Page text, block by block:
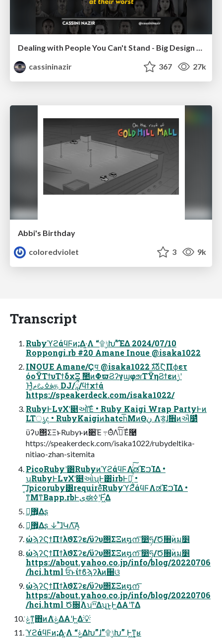
Dealing with People You Can't Stand - Big Design 2015
cassininazir
367 27k
Abbi's Birthday
coloredviolet
3 9k
Transcript
RubyϓϩάϥϜͷ;Δ·͍Λ “۩ݱԽ”ͯ͠ΈΔ 2024/07/10
Roppongi.rb #20 Amane Inoue @isaka1022
INOUE Amane/Ҫ্प @isaka1022 גࣜձࣾϚΠϕετ
όοΫΤϯυΤϯδχΞ ࣾ಺ͷΦϖϨʔγϣφϧɾΤΫηϨϯεͷ࣮ݱʹ
Ή͚ͯࢼߦࡨޡத DJ/ཱྀ/ϥϯχϯά
https://speakerdeck.com/isaka1022/
RubyͰLνΧʹ௅ઓͯ͠Έͨ • Ruby Kaigi Wrap PartyͰͷ
LTൃද • RubyKaigiͷhatch͞ΜͷӨڹ Λड͚ͯɺࣗ਎ͷઐ໳ͩͬͨ
ϋʔυ΢ΣΞͱRubyͱͷ૊Έ ߹ΘͤΛࢼͯ͠Έͨ࿩
https://speakerdeck.com/isaka1022/rubydeltika-
nitiao-zhan-sitemita
PicoRubyʹ͸RubyͷϓϩάϥϜΛಡΈࠐΊΔ •
ʮRubyͰLνΧʹ௅ઓʯͰ͸irbͰಈ͔͚ͨͩͩͬͨ͠ •
͔͠͠ɺpicoruby͸requireͯ͠RubyϓϩάϥϜΛಡΈࠐΊΔ •
ͳΜͳΒapp.rbͰىಈ࣌ʹ࣮ߦͰ͖Δ
෯͕޿͕Δʂ
෯͕޿͕Δʂ ↓ ͯ͞ɺԿΛ͠Α͏͔
ώϡʔϚϯΠϯλϑΣʔε/ϋʔυ΢ΣΞͷ໘ന͞ ෺ཧ/Ծ૝ۭؒͷม׵
ώϡʔϚϯΠϯλϑΣʔε/ϋʔυ΢ΣΞͷ໘ന͞ ෺ཧ/Ծ૝ۭؒͷม׵
https://about.yahoo.co.jp/info/blog/20220706
/hci.html ਓͱίϯϐϡʔλͷ઀ଓ
ώϡʔϚϯΠϯλϑΣʔε/ϋʔυ΢ΣΞͷ໘ന͞
https://about.yahoo.co.jp/info/blog/20220706
/hci.html Ծ૝ۭؒΛʮײ͡Δʯ͜ͱ͕Ͱ͖ΔΑ͏ʹͳΔ
ݟ͑ͳ͍΋ͷΛݟ͑ΔΑ͏ʹͰ͖Δ💡
ϓϩάϥϜͷ;Δ·͍Λ “ݟ͑ΔԽ”ɺ”۩ݱԽ” Ͱ͖ͳ͍͔ʁ